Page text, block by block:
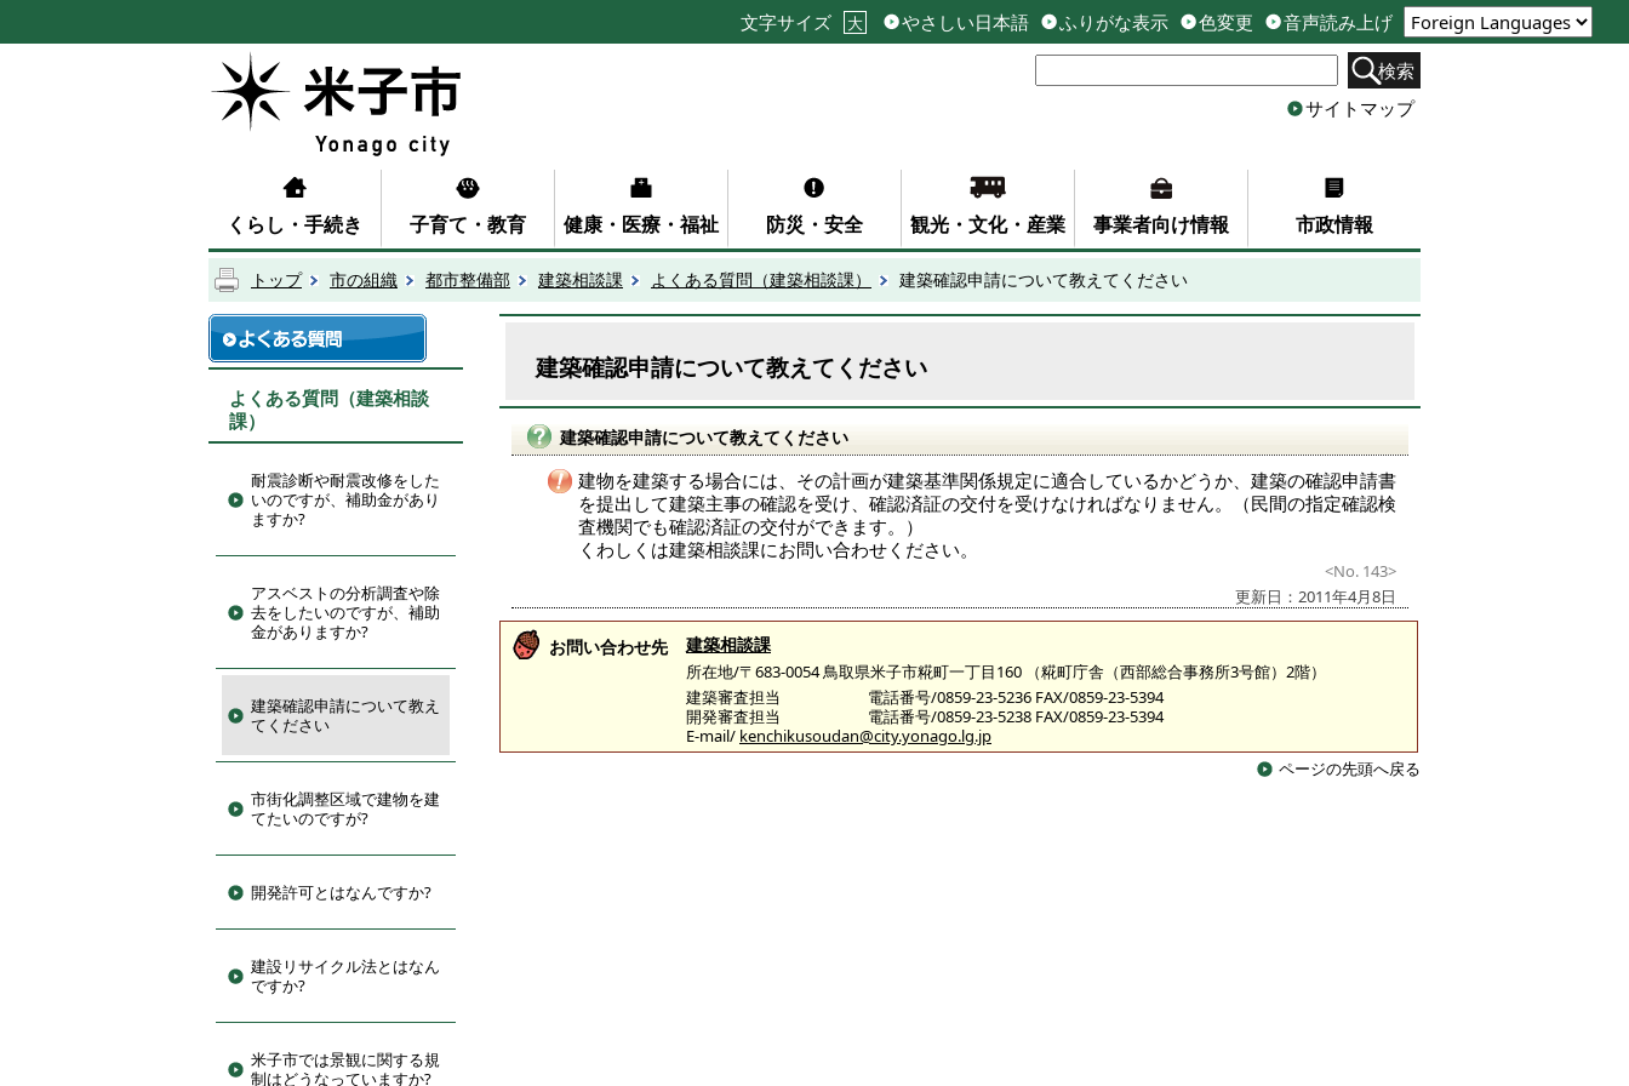
文字サイズ 大 やさしい日本語 ふりがな表示 色変更
音声読み上げ
検索
サイトマップ
くらし・手続き 子育て・教育 健康・医療・福祉 防災・安全 観光・文化・産業 事業者向け情報 市政情報
トップ 市の組織 都市整備部 建築相談課 よくある質問（建築相談課） 建築確認申請について教えてください
よくある質問（建築相談
課）
耐震診断や耐震改修をした
いのですが、補助金があり
ますか?
アスベストの分析調査や除
去をしたいのですが、補助
金がありますか?
建築確認申請について教え
てください
市街化調整区域で建物を建
てたいのですが?
開発許可とはなんですか?
建設リサイクル法とはなん
ですか?
米子市では景観に関する規
制はどうなっていますか?
建築確認申請について教えてください
建築確認申請について教えてください
建物を建築する場合には、その計画が建築基準関係規定に適合しているかどうか、建築の確認申請書
を提出して建築主事の確認を受け、確認済証の交付を受けなければなりません。（民間の指定確認検
査機関でも確認済証の交付ができます。）
くわしくは建築相談課にお問い合わせください。
<No. 143>
更新日：2011年4月8日
お問い合わせ先 建築相談課
所在地/〒683-0054 鳥取県米子市糀町一丁目160 （糀町庁舎（西部総合事務所3号館）2階）
建築審査担当
電話番号/0859-23-5236 FAX/0859-23-5394
開発審査担当
電話番号/0859-23-5238 FAX/0859-23-5394
E-mail/ kenchikusoudan@city.yonago.lg.jp
ページの先頭へ戻る